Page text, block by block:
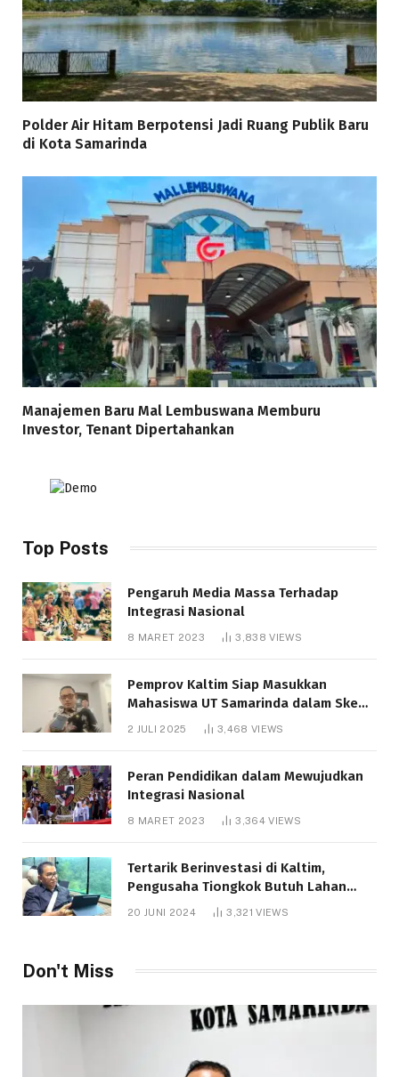
Polder Air Hitam Berpotensi Jadi Ruang Publik Baru
di Kota Samarinda
Manajemen Baru Mal Lembuswana Memburu
Investor, Tenant Dipertahankan
Top Posts
Pengaruh Media Massa Terhadap
Integrasi Nasional
8 MARET 2023 3,838VIEWS
Pemprov Kaltim Siap Masukkan
Mahasiswa UT Samarinda dalam Skema
Bantuan Pendidikan Gratispol
2 JULI 2025 3,468 VIEWS
Peran Pendidikan dalam Mewujudkan
Integrasi Nasional
8 MARET 2023 3,364VIEWS
Tertarik Berinvestasi di Kaltim,
Pengusaha Tiongkok Butuh Lahan
1.000 Hektare
20 JUNI 2024 3,321VIEWS
Don't Miss